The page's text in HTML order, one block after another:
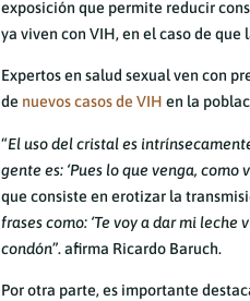
exposición que permite reducir
ya viven con VIH, en el caso de que
Expertos en salud sexual ven con
de nuevos casos de VIH en la
“El uso del cristal es
gente es: ‘Pues lo que venga, como
que consiste en erotizar la
frases como: ‘Te voy a dar mi
condón”. afirma Ricardo Baruch.
Por otra parte, es importante